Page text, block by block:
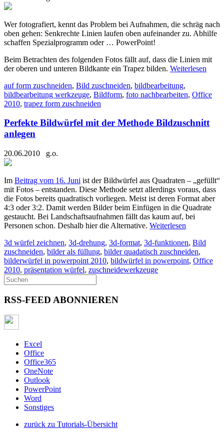
Wer fotografiert, kennt das Problem bei Aufnahmen, die schräg nach
oben gehen: Senkrechte Linien laufen oben aufeinander zu. Abhilfe
schaffen Spezialprogramm oder … PowerPoint!
Beim Betrachten des folgenden Fotos fällt auf, dass die Linien mit
der oberen und unteren Bildkante ein Trapez bilden. Weiterlesen
auf form zuschneiden, Bild zuschneiden, bildbearbeitung,
bildbearbeitung werkzeuge, Bildform, foto nachbearbeiten, Office
2010, trapez form zuschneiden
Perfekte Bildwürfel mit der Methode Bildzuschnitt
anlegen
20.06.2010 g.o.
Im Beitrag vom 16. Juni ist der Bildwürfel aus Quadraten – „gefüllt“
mit Fotos – entstanden. Diese Methode setzt allerdings voraus, dass
die Fotos bereits quadratisch vorliegen. Meist ist deren Format aber
4:3 oder 3:2. Damit werden Bilder beim Einfügen in die Quadrate
gestaucht. Bei Landschaftsaufnahmen fällt das kaum auf, bei
Personen schon. Deshalb hier die Alternative. Weiterlesen
3d würfel zeichnen, 3d-drehung, 3d-format, 3d-funktionen, Bild
zuschneiden, bilder als füllung, bilder quadatisch zuschneiden,
bilderwürfel in powerpoint 2010, bildwürfel in powerpoint, Office
2010, präsentation würfel, zuschneidewerkzeuge
RSS-FEED ABONNIEREN
Excel
Office
Office365
OneNote
Outlook
PowerPoint
Word
Sonstiges
zurück zu Tutorials-Übersicht